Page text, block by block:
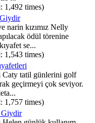
1,492 times)
narin kızımız Nelly
ödül törenine
se...
1,543 times)
Caty tatil günlerini golf
geçirmeyi çok seviyor.
1,757 times)